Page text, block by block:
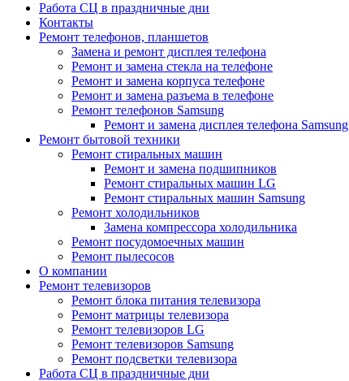
Работа СЦ в праздничные дни
Контакты
Ремонт телефонов, планшетов
Замена и ремонт дисплея телефона
Ремонт и замена стекла на телефоне
Ремонт и замена корпуса телефоне
Ремонт и замена разъема в телефоне
Ремонт телефонов Samsung
Ремонт и замена дисплея телефона Samsung
Ремонт бытовой техники
Ремонт стиральных машин
Ремонт и замена подшипников
Ремонт стиральных машин LG
Ремонт стиральных машин Samsung
Ремонт холодильников
Замена компрессора холодильника
Ремонт посудомоечных машин
Ремонт пылесосов
О компании
Ремонт телевизоров
Ремонт блока питания телевизора
Ремонт матрицы телевизора
Ремонт телевизоров LG
Ремонт телевизоров Samsung
Ремонт подсветки телевизора
Работа СЦ в праздничные дни